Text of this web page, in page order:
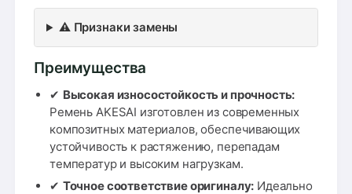
⚠️ Признаки замены
Преимущества
✔ Высокая износостойкость и прочность:
Ремень AKESAI изготовлен из современных
композитных материалов, обеспечивающих
устойчивость к растяжению, перепадам
температур и высоким нагрузкам.
✔ Точное соответствие оригиналу: Идеально